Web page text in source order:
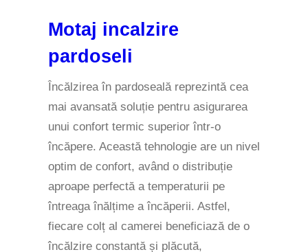
Motaj incalzire
pardoseli
Încălzirea în pardoseală reprezintă cea
mai avansată soluție pentru asigurarea
unui confort termic superior într-o
încăpere. Această tehnologie are un nivel
optim de confort, având o distribuție
aproape perfectă a temperaturii pe
întreaga înălțime a încăperii. Astfel,
fiecare colț al camerei beneficiază de o
încălzire constantă și plăcută,